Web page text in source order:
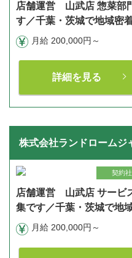
店舗運営 山武店 惣菜部
す／千葉・茨城で地域密
月給 200,000円～
詳細を見る
株式会社ランドロームジ
契約
店舗運営 山武店 サービ
集です／千葉・茨城で地
月給 200,000円～